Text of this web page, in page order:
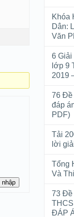
Khóa
Dân:
Văn
6 Giải
lớp 9
2019
76 Đề
đáp
PDF)
Tải
lời
Tổng
Và
73 Đề
ĐÁP